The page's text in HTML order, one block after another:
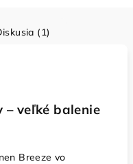
(1)
– veľké balenie
Breeze vo